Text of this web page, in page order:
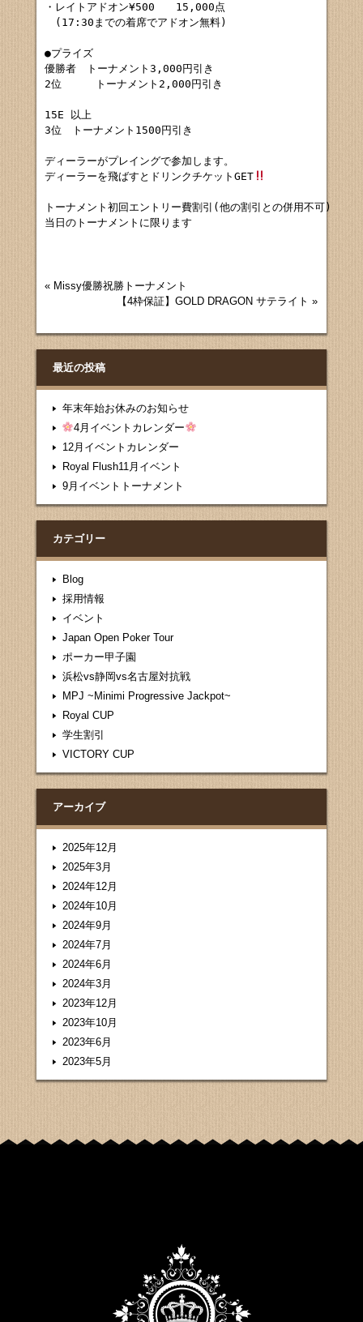
・レイトアドオン¥500　　15,000点
(17:30までの着席でアドオン無料)
●プライズ
優勝者　トーナメント3,000円引き
2位　　  トーナメント2,000円引き
15E 以上
3位　トーナメント1500円引き
ディーラーがプレイングで参加します。
ディーラーを飛ばすとドリンクチケットGET
トーナメント初回エントリー費割引(他の割引との併用不可)
当日のトーナメントに限ります
« Missy優勝祝勝トーナメント
【4枠保証】GOLD DRAGON サテライト »
最近の投稿
年末年始お休みのお知らせ
4月イベントカレンダー
12月イベントカレンダー
Royal Flush11月イベント
9月イベントトーナメント
カテゴリー
Blog
採用情報
イベント
Japan Open Poker Tour
ポーカー甲子園
浜松vs静岡vs名古屋対抗戦
MPJ ~Minimi Progressive Jackpot~
Royal CUP
学生割引
VICTORY CUP
アーカイブ
2025年12月
2025年3月
2024年12月
2024年10月
2024年9月
2024年7月
2024年6月
2024年3月
2023年12月
2023年10月
2023年6月
2023年5月